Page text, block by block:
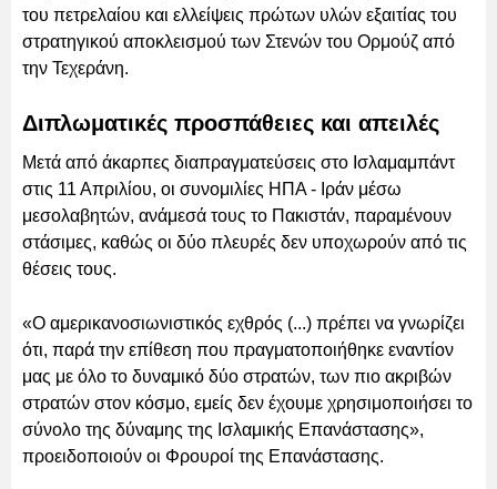
του πετρελαίου και ελλείψεις πρώτων υλών εξαιτίας του
στρατηγικού αποκλεισμού των Στενών του Ορμούζ από
την Τεχεράνη.
Διπλωματικές προσπάθειες και απειλές
Μετά από άκαρπες διαπραγματεύσεις στο Ισλαμαμπάντ
στις 11 Απριλίου, οι συνομιλίες ΗΠΑ - Ιράν μέσω
μεσολαβητών, ανάμεσά τους το Πακιστάν, παραμένουν
στάσιμες, καθώς οι δύο πλευρές δεν υποχωρούν από τις
θέσεις τους.
«Ο αμερικανοσιωνιστικός εχθρός (...) πρέπει να γνωρίζει
ότι, παρά την επίθεση που πραγματοποιήθηκε εναντίον
μας με όλο το δυναμικό δύο στρατών, των πιο ακριβών
στρατών στον κόσμο, εμείς δεν έχουμε χρησιμοποιήσει το
σύνολο της δύναμης της Ισλαμικής Επανάστασης»,
προειδοποιούν οι Φρουροί της Επανάστασης.